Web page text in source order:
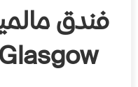
فندق